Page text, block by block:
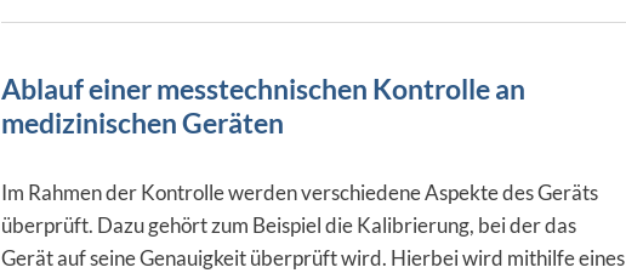
Ablauf einer messtechnischen Kontrolle an
medizinischen Geräten
Im Rahmen der Kontrolle werden verschiedene Aspekte des Geräts
überprüft. Dazu gehört zum Beispiel die Kalibrierung, bei der das
Gerät auf seine Genauigkeit überprüft wird. Hierbei wird mithilfe eines